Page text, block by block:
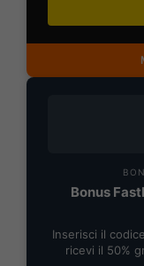
Bonus
Inserisci il
ricevi il 50%